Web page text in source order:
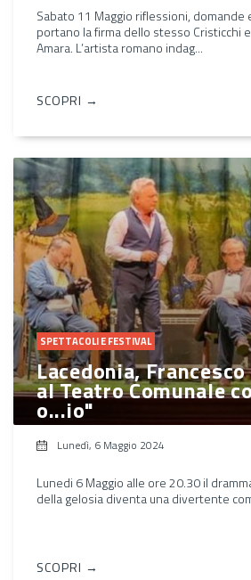
Sabato 11 Maggio riflessioni, domande
portano la firma dello stesso Cristicchi
Amara. L’artista romano indag...
SCOPRI →
SPETTACOLI E FESTIVAL
Lacedonia,
al Teatro Comunale
o...io"
Lunedì, 6 Maggio 2024
Lunedi 6 Maggio alle ore 20.30 il
della gelosia diventa una divertente
SCOPRI →